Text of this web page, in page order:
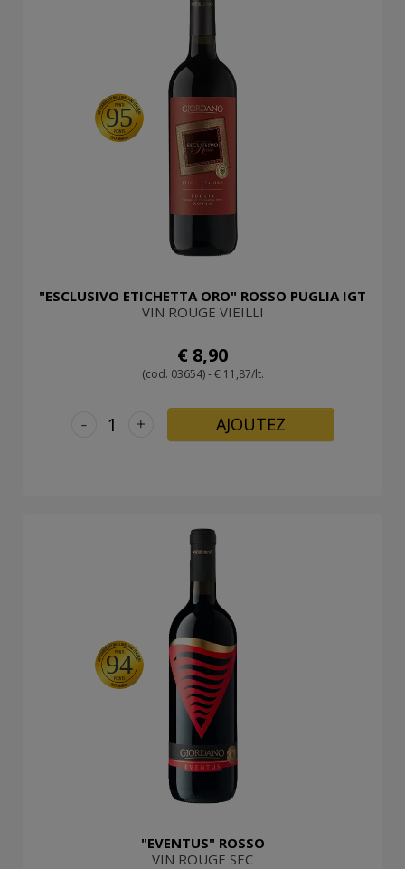
95
"ESCLUSIVO ETICHETTA ORO" ROSSO PUGLIA IGT
VIN ROUGE VIEILLI
€ 8,90
(cod. 03654) - € 11,87/lt.
+
- AJOUTEZ
94
"EVENTUS" ROSSO
VIN ROUGE SEC